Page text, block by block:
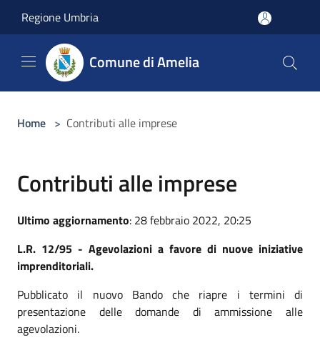
Regione Umbria
Comune di Amelia
Home > Contributi alle imprese
Contributi alle imprese
Ultimo aggiornamento: 28 febbraio 2022, 20:25
L.R. 12/95 - Agevolazioni a favore di nuove iniziative
imprenditoriali.
Pubblicato il nuovo Bando che riapre i termini di
presentazione delle domande di ammissione alle
agevolazioni.